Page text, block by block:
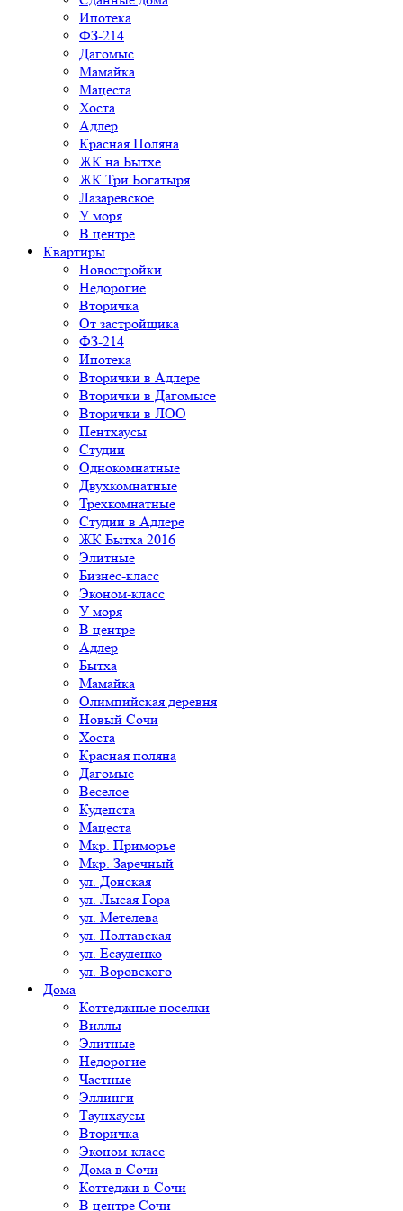
Ипотека
ФЗ-214
Дагомыс
Мамайка
Мацеста
Хоста
Адлер
Красная Поляна
ЖК на Бытхе
ЖК Три Богатыря
Лазаревское
У моря
В центре
Квартиры
Новостройки
Недорогие
Вторичка
От застройщика
ФЗ-214
Ипотека
Вторички в Адлере
Вторички в Дагомысе
Вторички в ЛОО
Пентхаусы
Студии
Однокомнатные
Двухкомнатные
Трехкомнатные
Студии в Адлере
ЖК Бытха 2016
Элитные
Бизнес-класс
Эконом-класс
У моря
В центре
Адлер
Бытха
Мамайка
Олимпийская деревня
Новый Сочи
Хоста
Красная поляна
Дагомыс
Веселое
Кудепста
Мацеста
Мкр. Приморье
Мкр. Заречный
ул. Донская
ул. Лысая Гора
ул. Метелева
ул. Полтавская
ул. Есауленко
ул. Воровского
Дома
Коттеджные поселки
Виллы
Элитные
Недорогие
Частные
Эллинги
Таунхаусы
Вторичка
Эконом-класс
Дома в Сочи
Коттеджи в Сочи
В центре Сочи